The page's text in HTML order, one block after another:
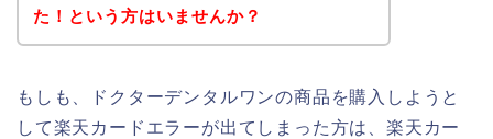
た！という方はいませんか？
もしも、ドクターデンタルワンの商品を購入しようと
して楽天カードエラーが出てしまった方は、楽天カー